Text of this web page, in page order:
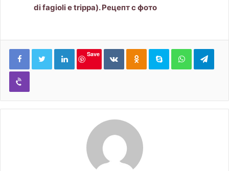
di fagioli e trippa). Рецепт с фото
LinkedIn
Save
ВконтактеОдноклассники
Skype WhatsApp
Viber